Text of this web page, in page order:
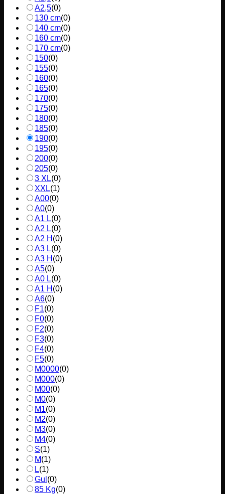
A2,5(0)
130 cm(0)
140 cm(0)
160 cm(0)
170 cm(0)
150(0)
155(0)
160(0)
165(0)
170(0)
175(0)
180(0)
185(0)
190(0)
195(0)
200(0)
205(0)
3 XL(0)
XXL(1)
A00(0)
A0(0)
A1 L(0)
A2 L(0)
A2 H (0)
A3 L(0)
A3 H (0)
A5(0)
A0 L(0)
A1 H (0)
A6(0)
F1(0)
F0(0)
F2(0)
F3(0)
F4(0)
F5(0)
M0000(0)
M000(0)
M00(0)
M0(0)
M1(0)
M2(0)
M3(0)
M4(0)
S(1)
M(1)
L(1)
Gul (0)
85 Kg(0)